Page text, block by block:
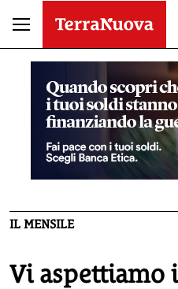
IL MENSILE
Vi aspettiamo